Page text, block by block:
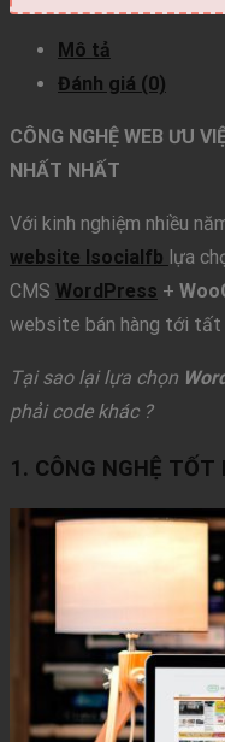
Mô tả
Đánh giá (0)
CÔNG NGHỆ WEB ƯU
NHẤT NHẤT
Với kinh nghiệm nhiều
website Isocialfb lựa
CMS WordPress +
website bán hàng tới tất
Tại sao lại lựa chọn
phải code khác ?
1. CÔNG NGHỆ TỐT